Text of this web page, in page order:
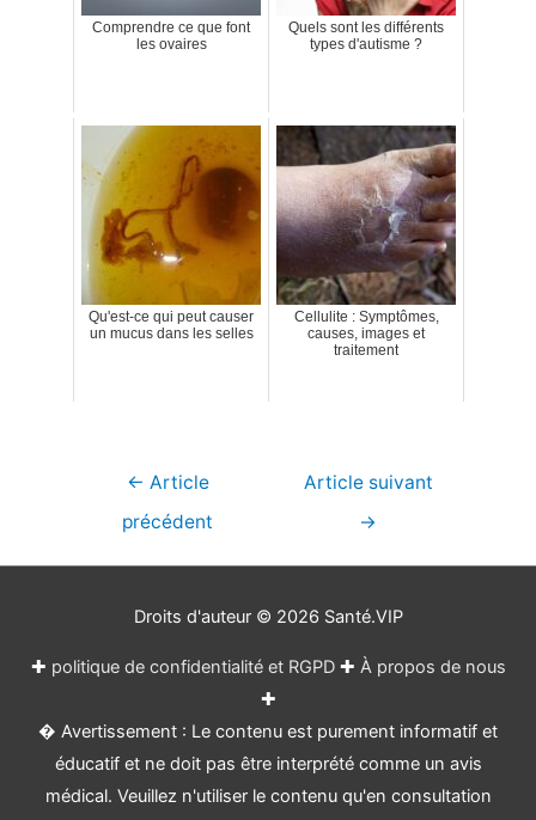
Comprendre ce que font
les ovaires
Quels sont les différents
types d'autisme ?
Qu'est-ce qui peut causer
un mucus dans les selles
Cellulite : Symptômes,
causes, images et
traitement
Navigation
← Article
précédent
Article suivant
→
Droits d'auteur © 2026 Santé.VIP
✚ politique de confidentialité et RGPD✚ À propos de nous
✚
� Avertissement : Le contenu est purement informatif et
éducatif et ne doit pas être interprété comme un avis
médical. Veuillez n'utiliser le contenu qu'en consultation